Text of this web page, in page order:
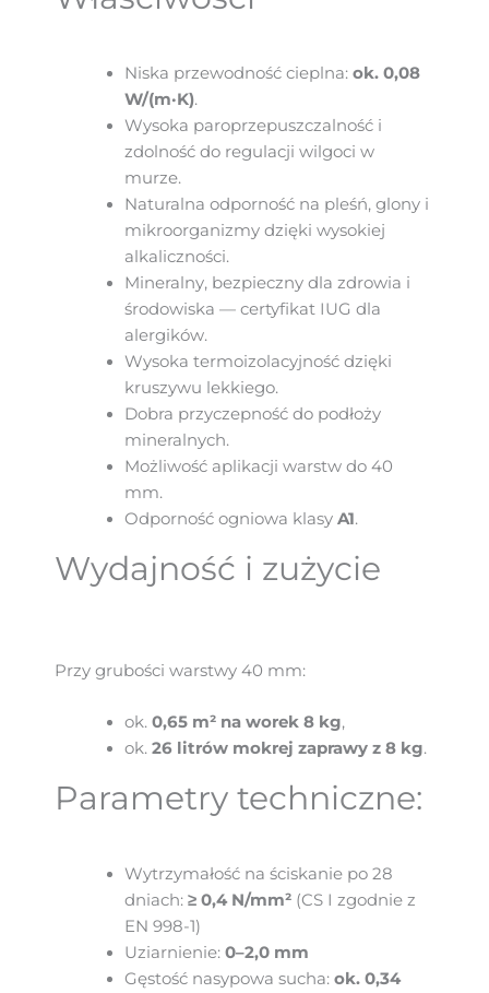
Niska przewodność cieplna: ok. 0,08
W/(m·K).
Wysoka paroprzepuszczalność i
zdolność do regulacji wilgoci w
murze.
Naturalna odporność na pleśń, glony i
mikroorganizmy dzięki wysokiej
alkaliczności.
Mineralny, bezpieczny dla zdrowia i
środowiska — certyfikat IUG dla
alergików.
Wysoka termoizolacyjność dzięki
kruszywu lekkiego.
Dobra przyczepność do podłoży
mineralnych.
Możliwość aplikacji warstw do 40
mm.
Odporność ogniowa klasy A1.
Wydajność i zużycie
Przy grubości warstwy 40 mm:
ok. 0,65 m² na worek 8 kg,
ok. 26 litrów mokrej zaprawy z 8 kg.
Parametry techniczne:
Wytrzymałość na ściskanie po 28
dniach: ≥ 0,4 N/mm²(CS I zgodnie z
EN 998-1)
Uziarnienie: 0–2,0 mm
Gęstość nasypowa sucha: ok. 0,34